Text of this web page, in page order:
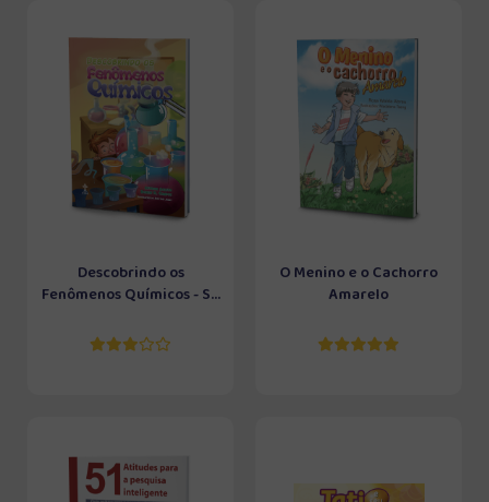
Descobrindo os
Fenômenos Químicos - S...
O Menino e o Cachorro
Amarelo